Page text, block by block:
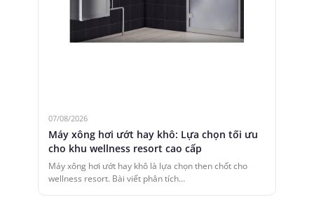
07/08/2026
Máy xông hơi ướt hay khô: Lựa chọn tối ưu
cho khu wellness resort cao cấp
Máy xông hơi ướt hay khô là lựa chọn then chốt cho
wellness resort. Bài viết phân tích…